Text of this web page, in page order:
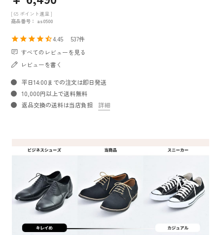
[ 65 ポイント進呈 ]
商品番号
as0500
4.45
537
すべてのレビューを見る
レビューを書く
平日14:00までの注文は即日発送
10,000円以上で送料無料
返品交換の送料は当店負担
詳細